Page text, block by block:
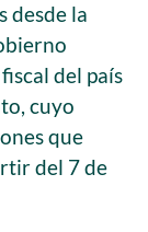
desde la
del país
cuyo
que
del 7 de